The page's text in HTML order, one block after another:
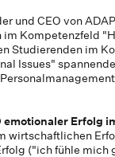
und CEO von
im Kompetenzfeld
Studierenden im
Issues"
Erfolg
wirtschaftlichen
("ich fühle mich